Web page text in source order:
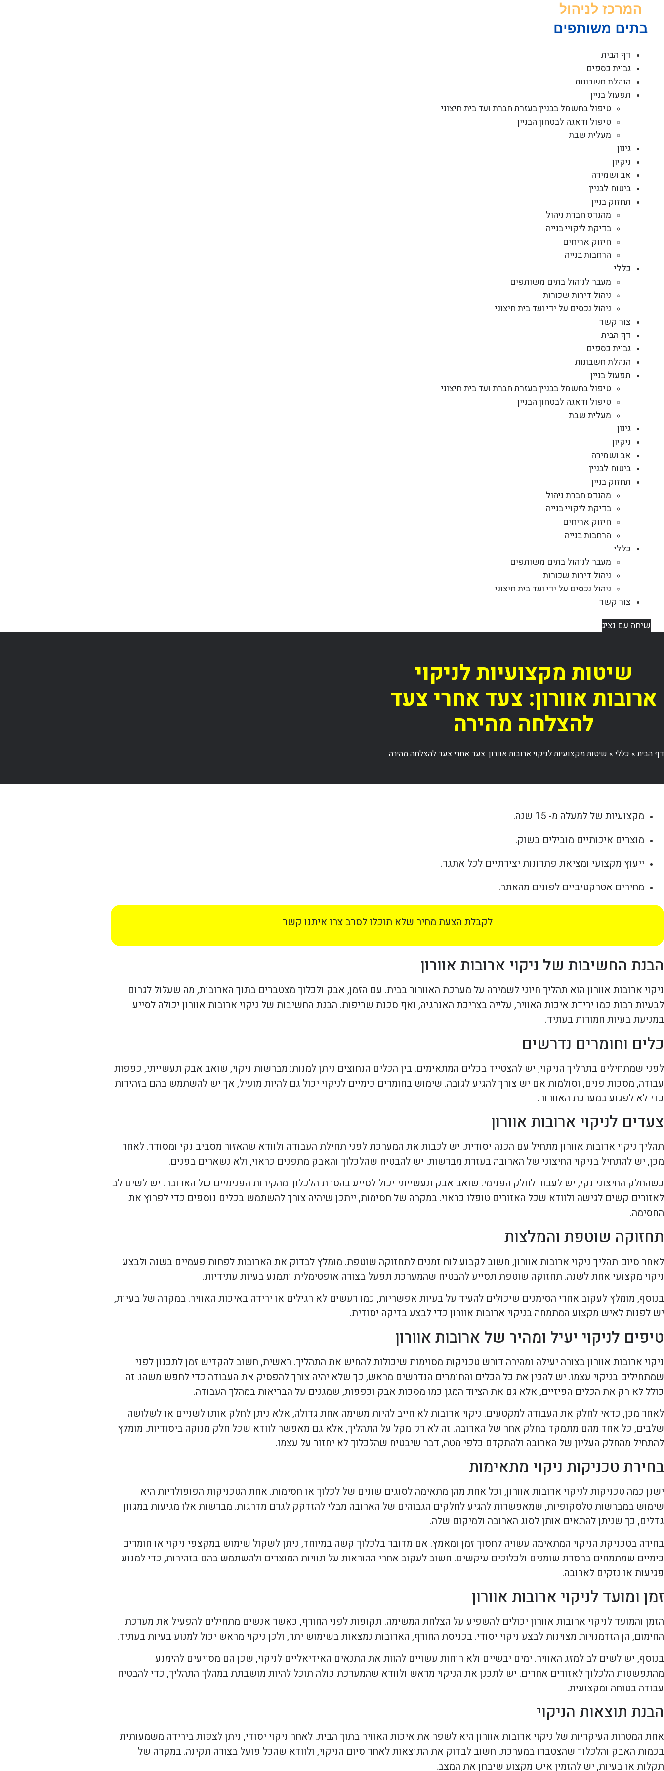
דף הבית
גביית כספים
הנהלת חשבונות
תפעול בניין
טיפול בחשמל בבניין בעזרת חברת ועד בית חיצוני
טיפול ודאגה לבטחון הבניין
מעלית שבת
גינון
ניקיון
אב ושמירה
ביטוח לבניין
תחזוק בניין
מהנדס חברת ניהול
בדיקת ליקויי בנייה
חיזוק אריחים
הרחבות בנייה
כללי
מעבר לניהול בתים משותפים
ניהול דירות שכורות
ניהול נכסים על ידי ועד בית חיצוני
צור קשר
דף הבית
גביית כספים
הנהלת חשבונות
תפעול בניין
טיפול בחשמל בבניין בעזרת חברת ועד בית חיצוני
טיפול ודאגה לבטחון הבניין
מעלית שבת
גינון
ניקיון
אב ושמירה
ביטוח לבניין
תחזוק בניין
מהנדס חברת ניהול
בדיקת ליקויי בנייה
חיזוק אריחים
הרחבות בנייה
כללי
מעבר לניהול בתים משותפים
ניהול דירות שכורות
ניהול נכסים על ידי ועד בית חיצוני
צור קשר
שיחה עם נציג
שיטות מקצועיות לניקוי
ארובות אוורון: צעד אחרי צעד
להצלחה מהירה
דף הבית» כללי » שיטות מקצועיות לניקוי ארובות אוורון: צעד אחרי צעד להצלחה מהירה
מקצועיות של למעלה מ- 15 שנה.
מוצרים איכותיים מובילים בשוק.
ייעוץ מקצועי ומציאת פתרונות יצירתיים לכל אתגר.
מחירים אטרקטיביים לפונים מהאתר.
לקבלת הצעת מחיר שלא תוכלו לסרב צרו איתנו קשר
הבנת החשיבות של ניקוי ארובות אוורון
ניקוי ארובות אוורון הוא תהליך חיוני לשמירה על מערכת האוורור בבית. עם הזמן, אבק ולכלוך מצטברים בתוך הארובות, מה שעלול לגרום
לבעיות רבות כמו ירידת איכות האוויר, עלייה בצריכת האנרגיה, ואף סכנת שריפות. הבנת החשיבות של ניקוי ארובות אוורון יכולה לסייע
במניעת בעיות חמורות בעתיד.
כלים וחומרים נדרשים
לפני שמתחילים בתהליך הניקוי, יש להצטייד בכלים המתאימים. בין הכלים הנחוצים ניתן למנות: מברשות ניקוי, שואב אבק תעשייתי, כפפות
עבודה, מסכות פנים, וסולמות אם יש צורך להגיע לגובה. שימוש בחומרים כימיים לניקוי יכול גם להיות מועיל, אך יש להשתמש בהם בזהירות
כדי לא לפגוע במערכת האוורור.
צעדים לניקוי ארובות אוורון
תהליך ניקוי ארובות אוורון מתחיל עם הכנה יסודית. יש לכבות את המערכת לפני תחילת העבודה ולוודא שהאזור מסביב נקי ומסודר. לאחר
מכן, יש להתחיל בניקוי החיצוני של הארובה בעזרת מברשות. יש להבטיח שהלכלוך והאבק מתפנים כראוי, ולא נשארים בפנים.
כשהחלק החיצוני נקי, יש לעבור לחלק הפנימי. שואב אבק תעשייתי יכול לסייע בהסרת הלכלוך מהקירות הפנימיים של הארובה. יש לשים לב
לאזורים קשים לגישה ולוודא שכל האזורים טופלו כראוי. במקרה של חסימות, ייתכן שיהיה צורך להשתמש בכלים נוספים כדי לפרוץ את
החסימה.
תחזוקה שוטפת והמלצות
לאחר סיום תהליך ניקוי ארובות אוורון, חשוב לקבוע לוח זמנים לתחזוקה שוטפת. מומלץ לבדוק את הארובות לפחות פעמיים בשנה ולבצע
ניקוי מקצועי אחת לשנה. תחזוקה שוטפת תסייע להבטיח שהמערכת תפעל בצורה אופטימלית ותמנע בעיות עתידיות.
בנוסף, מומלץ לעקוב אחרי הסימנים שיכולים להעיד על בעיות אפשריות, כמו רעשים לא רגילים או ירידה באיכות האוויר. במקרה של בעיות,
יש לפנות לאיש מקצוע המתמחה בניקוי ארובות אוורון כדי לבצע בדיקה יסודית.
טיפים לניקוי יעיל ומהיר של ארובות אוורון
ניקוי ארובות אוורון בצורה יעילה ומהירה דורש טכניקות מסוימות שיכולות להחיש את התהליך. ראשית, חשוב להקדיש זמן לתכנון לפני
שמתחילים בניקוי עצמו. יש להכין את כל הכלים והחומרים הנדרשים מראש, כך שלא יהיה צורך להפסיק את העבודה כדי לחפש משהו. זה
כולל לא רק את הכלים הפיזיים, אלא גם את הציוד המגן כמו מסכות אבק וכפפות, שמגנים על הבריאות במהלך העבודה.
לאחר מכן, כדאי לחלק את העבודה למקטעים. ניקוי ארובות לא חייב להיות משימה אחת גדולה, אלא ניתן לחלק אותו לשניים או לשלושה
שלבים, כל אחד מהם מתמקד בחלק אחר של הארובה. זה לא רק מקל על התהליך, אלא גם מאפשר לוודא שכל חלק מנוקה ביסודיות. מומלץ
להתחיל מהחלק העליון של הארובה ולהתקדם כלפי מטה, דבר שיבטיח שהלכלוך לא יחזור על עצמו.
בחירת טכניקות ניקוי מתאימות
ישנן כמה טכניקות לניקוי ארובות אוורון, וכל אחת מהן מתאימה לסוגים שונים של לכלוך או חסימות. אחת הטכניקות הפופולריות היא
שימוש במברשות טלסקופיות, שמאפשרות להגיע לחלקים הגבוהים של הארובה מבלי להזדקק לגרם מדרגות. מברשות אלו מגיעות במגוון
גדלים, כך שניתן להתאים אותן לסוג הארובה ולמיקום שלה.
בחירה בטכניקת הניקוי המתאימה עשויה לחסוך זמן ומאמץ. אם מדובר בלכלוך קשה במיוחד, ניתן לשקול שימוש במקצפי ניקוי או חומרים
כימיים שמתמחים בהסרת שומנים ולכלוכים עיקשים. חשוב לעקוב אחרי ההוראות על תוויות המוצרים ולהשתמש בהם בזהירות, כדי למנוע
פגיעות או נזקים לארובה.
זמן ומועד לניקוי ארובות אוורון
הזמן והמועד לניקוי ארובות אוורון יכולים להשפיע על הצלחת המשימה. תקופות לפני החורף, כאשר אנשים מתחילים להפעיל את מערכת
החימום, הן הזדמנויות מצוינות לבצע ניקוי יסודי. בכניסת החורף, הארובות נמצאות בשימוש יתר, ולכן ניקוי מראש יכול למנוע בעיות בעתיד.
בנוסף, יש לשים לב למזג האוויר. ימים יבשיים ולא רוחות עשויים להוות את התנאים האידיאליים לניקוי, שכן הם מסייעים להימנע
מהתפשטות הלכלוך לאזורים אחרים. יש לתכנן את הניקוי מראש ולוודא שהמערכת כולה תוכל להיות מושבתת במהלך התהליך, כדי להבטיח
עבודה בטוחה ומקצועית.
הבנת תוצאות הניקוי
אחת המטרות העיקריות של ניקוי ארובות אוורון היא לשפר את איכות האוויר בתוך הבית. לאחר ניקוי יסודי, ניתן לצפות בירידה משמעותית
בכמות האבק והלכלוך שהצטברו במערכת. חשוב לבדוק את התוצאות לאחר סיום הניקוי, ולוודא שהכל פועל בצורה תקינה. במקרה של
תקלות או בעיות, יש להזמין איש מקצוע שיבחן את המצב.